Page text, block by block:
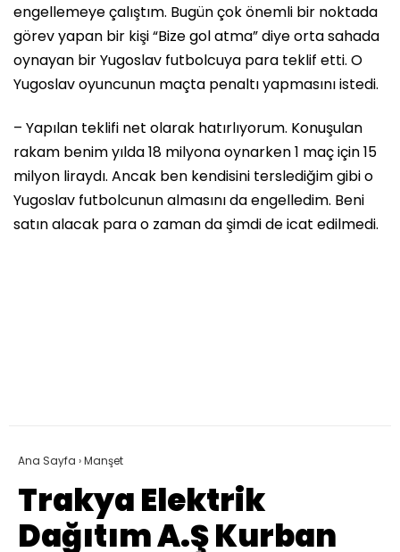
engellemeye çalıştım. Bugün çok önemli bir noktada
görev yapan bir kişi “Bize gol atma” diye orta sahada
oynayan bir Yugoslav futbolcuya para teklif etti. O
Yugoslav oyuncunun maçta penaltı yapmasını istedi.
– Yapılan teklifi net olarak hatırlıyorum. Konuşulan
rakam benim yılda 18 milyona oynarken 1 maç için 15
milyon liraydı. Ancak ben kendisini terslediğim gibi o
Yugoslav futbolcunun almasını da engelledim. Beni
satın alacak para o zaman da şimdi de icat edilmedi.
Ana Sayfa ›Manşet
Trakya Elektrik
Dağıtım A.Ş Kurban